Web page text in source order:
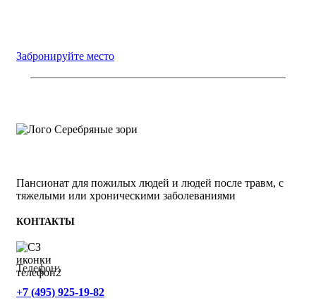
Забронируйте место
Пансионат для пожилых людей и людей после травм, с
тяжелыми или хроническими заболеваниями
КОНТАКТЫ
Телефон:
+7 (495) 925-19-82